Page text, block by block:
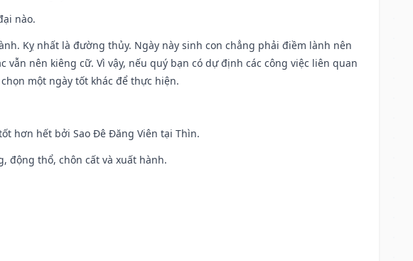
nào.
Kỵ nhất là đường thủy. Ngày này sinh con chẳng phải điềm lành nên
vẫn nên kiêng cữ. Vì vậy, nếu quý bạn có dự định các công việc liên quan
một ngày tốt khác để thực hiện.
hơn hết bởi Sao Đê Đăng Viên tại Thìn.
động thổ, chôn cất và xuất hành.